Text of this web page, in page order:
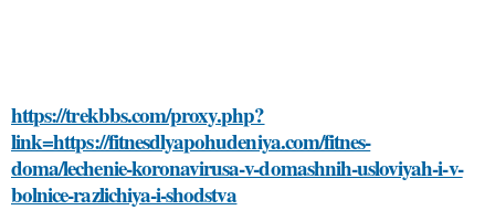
https://trekbbs.com/proxy.php?
link=https://fitnesdlyapohudeniya.com/fitnes-
doma/lechenie-koronavirusa-v-domashnih-usloviyah-i-v-
bolnice-razlichiya-i-shodstva